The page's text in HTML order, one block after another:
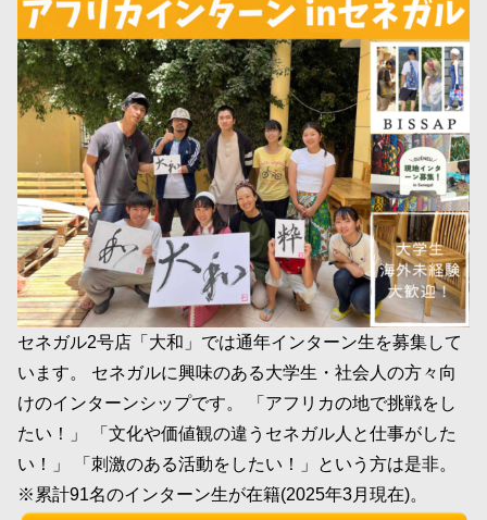
セネガル2号店「大和」では通年インターン生を募集して
います。 セネガルに興味のある大学生・社会人の方々向
けのインターンシップです。 「アフリカの地で挑戦をし
たい！」 「文化や価値観の違うセネガル人と仕事がした
い！」 「刺激のある活動をしたい！」という方は是非。
※累計91名のインターン生が在籍(2025年3月現在)。